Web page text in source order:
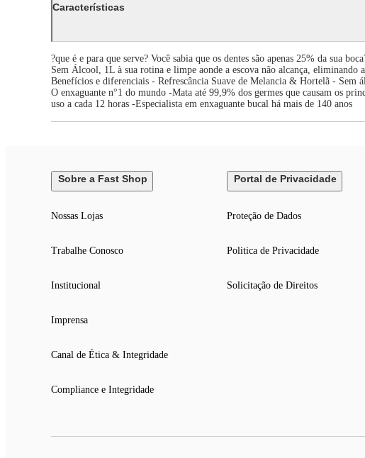
Características
?que é e para que serve? Você sabia que os dentes são apenas 25% da sua
Sem Álcool, 1L à sua rotina e limpe aonde a escova não alcança,
Benefícios e diferenciais - Refrescância Suave de Melancia & Hortelã - Sem
O enxaguante n°1 do mundo -Mata até 99,9% dos germes que causam os
uso a cada 12 horas -Especialista em enxaguante bucal há mais de 140 anos
Sobre a Fast Shop
Nossas Lojas
Trabalhe Conosco
Institucional
Imprensa
Canal de Ética & Integridade
Compliance e Integridade
Portal de Privacidade
Proteção de Dados
Politica de Privacidade
Solicitação de Direitos